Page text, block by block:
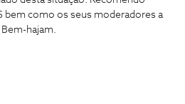
como os seus moderadores a
hajam.